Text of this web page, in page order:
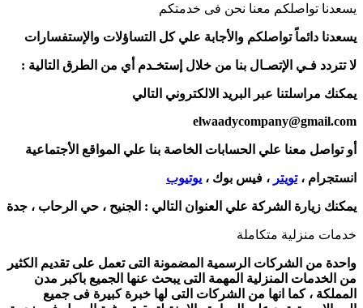
يسعدنا تواصلكم معنا نحن فى خدمتكم
يسعدنا دائماً تواصلكم والأجابة علي كل التساؤلات والإستفسارات
لا تتردد فـي الإتصـال بنا من خلال إستخـدم أي من الطرق التالية :
يمكنك مراسلتنا عبر البريد الالكتروني التالي
elwaadycompany@gmail.com
أو تواصل معنا علي الحسابات الخاصة بنا علي المواقع الأجتماعية
انستجرام ،تويتر ، فيس بوك ، يوتيوب
يمكنك زيارة الشركة علي العنوان التالي : الجنيح ، حي الرحاب ، جدة
خدمات منزلية متكاملة
واحدة من الشركات الرسمية المضمونة التى تعمل على تقديم الكثير
من الخدمات المنزلية المهمة التى يبحث عنها الجميع باكبر مدن
المملكة ، كما انها من الشركات التى لها خبرة كبيرة فى جميع